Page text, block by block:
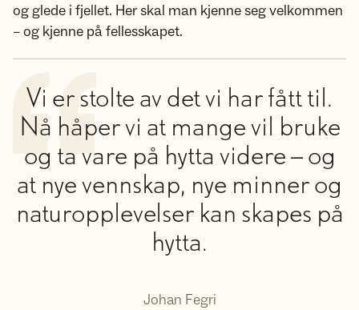
og glede i fjellet. Her skal man kjenne seg velkommen
– og kjenne på fellesskapet.
Vi er stolte av det vi har fått til.
Nå håper vi at mange vil bruke
og ta vare på hytta videre – og
at nye vennskap, nye minner og
naturopplevelser kan skapes på
hytta.
Johan Fegri